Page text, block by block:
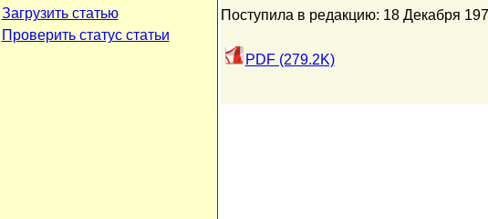
Загрузить статью
Проверить статус статьи
Поступила в редакцию: 18 Декабря
PDF (279.2K)